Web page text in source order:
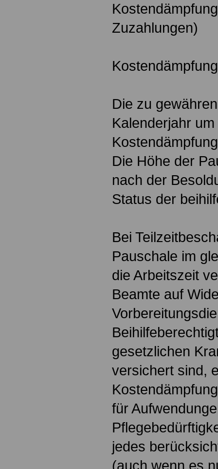
Zuzahlungen)
Die zu
Kalenderjahr um
Die Höhe der
nach der
Status der
Bei
Pauschale im
die Arbeitszeit
Beamte auf
gesetzlichen
versichert sind,
für
jedes
(auch wenn es